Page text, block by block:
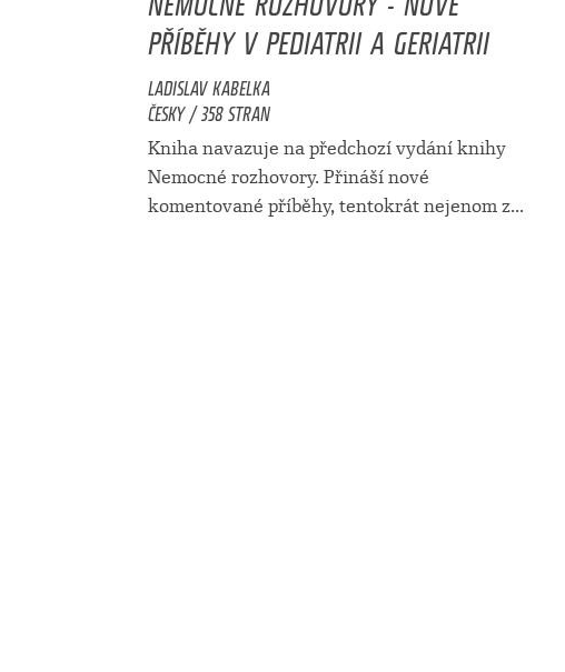
PŘÍBĚHY V PEDIATRII A GERIATRII
LADISLAV KABELKA
ČESKY / 358 STRAN
Kniha navazuje na předchozí vydání knihy
Nemocné rozhovory. Přináší nové
komentované příběhy, tentokrát nejenom z...